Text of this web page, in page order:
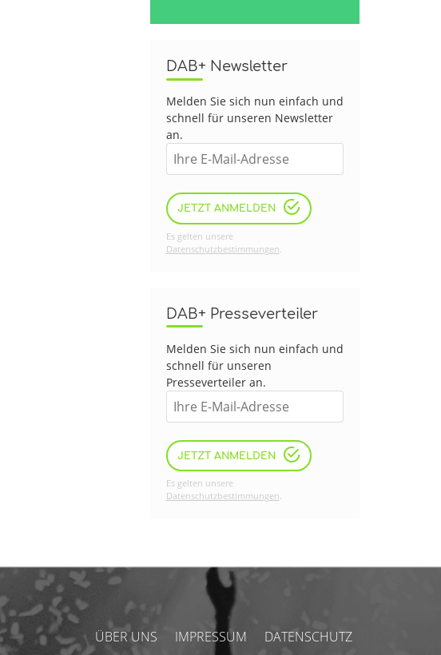
DAB+ Newsletter
Melden Sie sich nun einfach und
schnell für unseren Newsletter
an.
JETZT ANMELDEN
Es gelten unsere
Datenschutzbestimmungen
DAB+ Presseverteiler
Melden Sie sich nun einfach und
schnell für unseren
Presseverteiler an.
JETZT ANMELDEN
Es gelten unsere
Datenschutzbestimmungen.
ÜBER UNS IMPRESSUM DATENSCHUTZ